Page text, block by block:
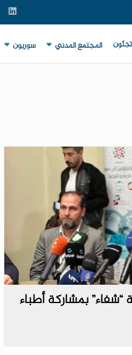
المجتمع المدني سوريون
بمشاركة أطباء